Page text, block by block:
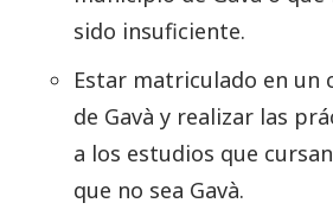
sido insuficiente.
Estar matriculado en un
de Gavà y realizar las
a los estudios que
que no sea Gavà.